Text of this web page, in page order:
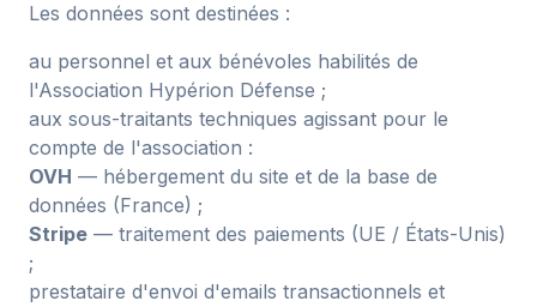
Les données sont destinées :
au personnel et aux bénévoles habilités de
l'Association Hypérion Défense ;
aux sous-traitants techniques agissant pour le
compte de l'association :
OVH — hébergement du site et de la base de
données (France) ;
Stripe — traitement des paiements (UE / États-Unis)
;
prestataire d'envoi d'emails transactionnels et